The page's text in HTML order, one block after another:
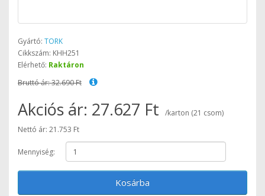
Gyártó: TORK
Cikkszám: KHH251
Elérhető: Raktáron
Bruttó ár: 32.690 Ft
Akciós ár: 27.627 Ft
/karton (21 csom)
Nettó ár: 21.753 Ft
Mennyiség:
Kosárba